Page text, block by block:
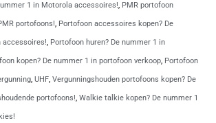
1 in Motorola accessoires!, PMR portofoon
portofoons!, Portofoon accessoires kopen? De
accessoires!, Portofoon huren? De nummer 1 in
kopen? De nummer 1 in portofoon verkoop, Portofoon
, UHF, Vergunningshouden portofoons kopen? De
portofoons!, Walkie talkie kopen? De nummer 1